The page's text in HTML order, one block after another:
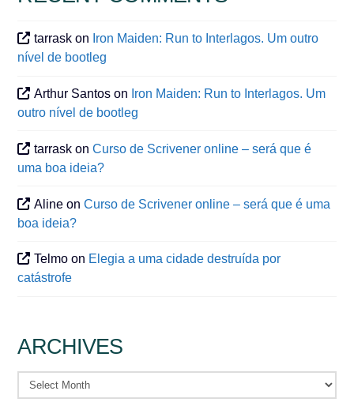
tarrask on Iron Maiden: Run to Interlagos. Um outro
nível de bootleg
Arthur Santos on Iron Maiden: Run to Interlagos. Um
outro nível de bootleg
tarrask onCurso de Scrivener online – será que é
uma boa ideia?
Aline onCurso de Scrivener online – será que é uma
boa ideia?
Telmo on Elegia a uma cidade destruída por
catástrofe
ARCHIVES
Archives